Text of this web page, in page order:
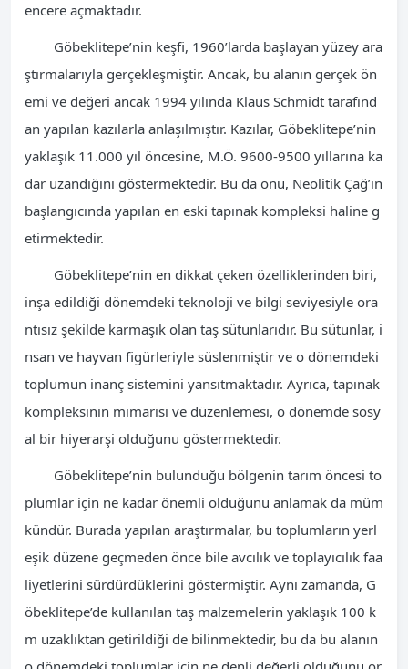
encere açmaktadır.
Göbeklitepe’nin keşfi, 1960’larda başlayan yüzey ara
ştırmalarıyla gerçekleşmiştir. Ancak, bu alanın gerçek ön
emi ve değeri ancak 1994 yılında Klaus Schmidt tarafınd
an yapılan kazılarla anlaşılmıştır. Kazılar, Göbeklitepe’nin
yaklaşık 11.000 yıl öncesine, M.Ö. 9600-9500 yıllarına ka
dar uzandığını göstermektedir. Bu da onu, Neolitik Çağ’ın
başlangıcında yapılan en eski tapınak kompleksi haline g
etirmektedir.
Göbeklitepe’nin en dikkat çeken özelliklerinden biri,
inşa edildiği dönemdeki teknoloji ve bilgi seviyesiyle ora
ntısız şekilde karmaşık olan taş sütunlarıdır. Bu sütunlar, i
nsan ve hayvan figürleriyle süslenmiştir ve o dönemdeki
toplumun inanç sistemini yansıtmaktadır. Ayrıca, tapınak
kompleksinin mimarisi ve düzenlemesi, o dönemde sosy
al bir hiyerarşi olduğunu göstermektedir.
Göbeklitepe’nin bulunduğu bölgenin tarım öncesi to
plumlar için ne kadar önemli olduğunu anlamak da müm
kündür. Burada yapılan araştırmalar, bu toplumların yerl
eşik düzene geçmeden önce bile avcılık ve toplayıcılık faa
liyetlerini sürdürdüklerini göstermiştir. Aynı zamanda, G
öbeklitepe’de kullanılan taş malzemelerin yaklaşık 100 k
m uzaklıktan getirildiği de bilinmektedir, bu da bu alanın